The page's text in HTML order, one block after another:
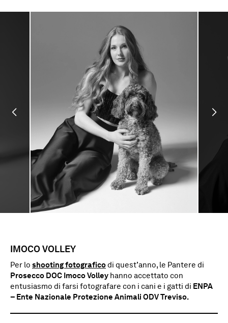
IMOCO VOLLEY
Per lo shooting fotograficodi quest’anno, le Pantere di
Prosecco DOC Imoco Volley hanno accettato con
entusiasmo di farsi fotografare con i cani e i gatti di ENPA
– Ente Nazionale Protezione Animali ODV Treviso.